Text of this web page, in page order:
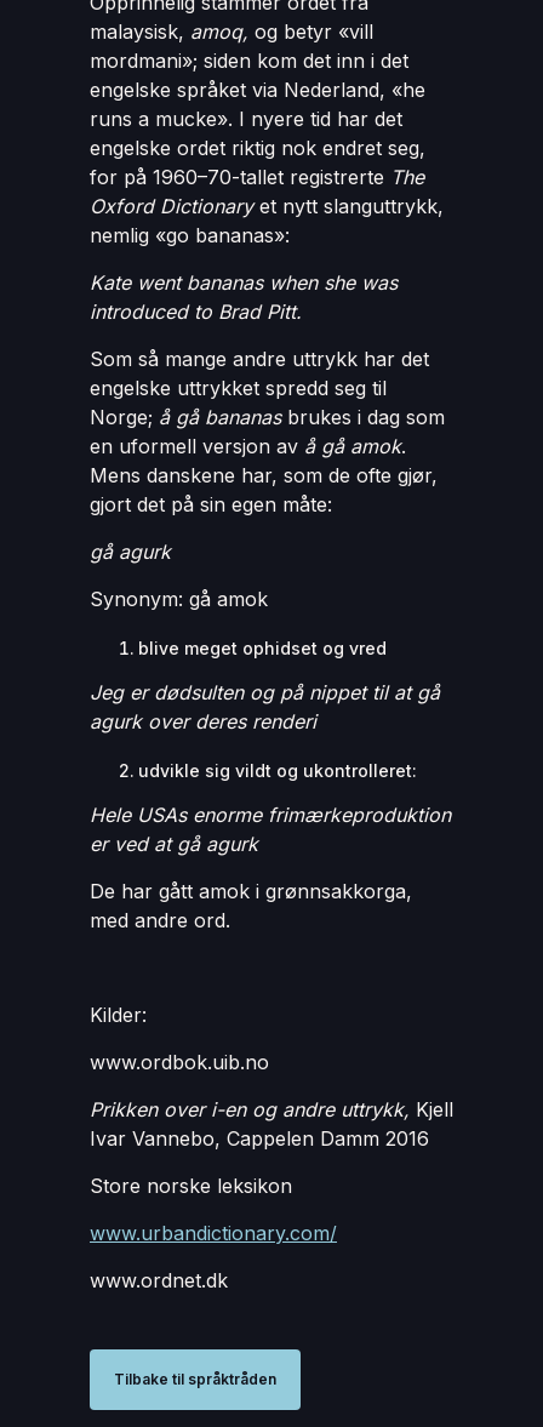
malaysisk, amoq, og betyr «vill
mordmani»; siden kom det inn i det
engelske språket via Nederland, «he
runs a mucke». I nyere tid har det
engelske ordet riktig nok endret seg,
for på 1960–70-tallet registrerte The
Oxford Dictionaryet nytt slanguttrykk,
nemlig «go bananas»:
Kate went bananas when she was
introduced to Brad Pitt.
Som så mange andre uttrykk har det
engelske uttrykket spredd seg til
Norge; å gå bananasbrukes i dag som
en uformell versjon av å gå amok.
Mens danskene har, som de ofte gjør,
gjort det på sin egen måte:
gå agurk
Synonym: gå amok
blive meget ophidset og vred
Jeg er dødsulten og på nippet til at gå
agurk over deres renderi
udvikle sig vildt og ukontrolleret:
Hele USAs enorme frimærkeproduktion
er ved at gå agurk
De har gått amok i grønnsakkorga,
med andre ord.
Kilder:
www.ordbok.uib.no
Prikken over i-en og andre uttrykk, Kjell
Ivar Vannebo, Cappelen Damm 2016
Store norske leksikon
www.urbandictionary.com/
www.ordnet.dk
Tilbake til språktråden